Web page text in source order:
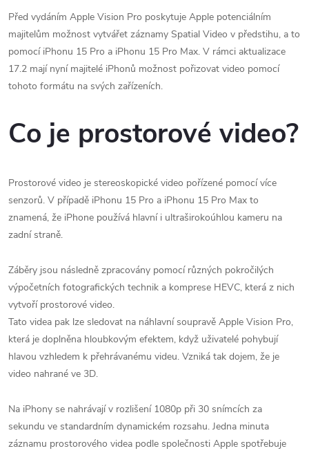
Před vydáním Apple Vision Pro poskytuje Apple potenciálním
majitelům možnost vytvářet záznamy Spatial Video v předstihu, a to
pomocí iPhonu 15 Pro a iPhonu 15 Pro Max. V rámci aktualizace
17.2 mají nyní majitelé iPhonů možnost pořizovat video pomocí
tohoto formátu na svých zařízeních.
Co je prostorové video?
Prostorové video je stereoskopické video pořízené pomocí více
senzorů. V případě iPhonu 15 Pro a iPhonu 15 Pro Max to
znamená, že iPhone používá hlavní i ultraširokoúhlou kameru na
zadní straně.
Záběry jsou následně zpracovány pomocí různých pokročilých
výpočetních fotografických technik a komprese HEVC, která z nich
vytvoří prostorové video.
Tato videa pak lze sledovat na náhlavní soupravě Apple Vision Pro,
která je doplněna hloubkovým efektem, když uživatelé pohybují
hlavou vzhledem k přehrávanému videu. Vzniká tak dojem, že je
video nahrané ve 3D.
Na iPhony se nahrávají v rozlišení 1080p při 30 snímcích za
sekundu ve standardním dynamickém rozsahu. Jedna minuta
záznamu prostorového videa podle společnosti Apple spotřebuje